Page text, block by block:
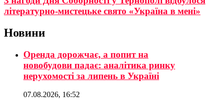
літературно-мистецьке свято «Україна в мені»
Новини
Оренда дорожчає, а попит на
новобудови падає: аналітика ринку
нерухомості за липень в Україні
07.08.2026, 16:52